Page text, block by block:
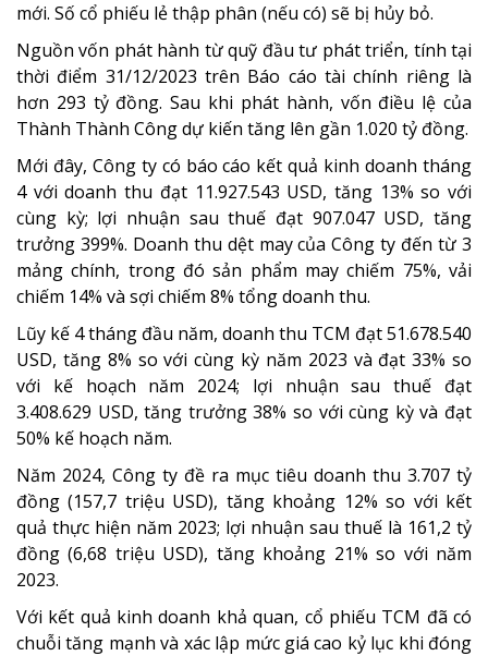
mới. Số cổ phiếu lẻ thập phân (nếu có) sẽ bị hủy bỏ.
Nguồn vốn phát hành từ quỹ đầu tư phát triển, tính tại
thời điểm 31/12/2023 trên Báo cáo tài chính riêng là
hơn 293 tỷ đồng. Sau khi phát hành, vốn điều lệ của
Thành Thành Công dự kiến tăng lên gần 1.020 tỷ đồng.
Mới đây, Công ty có báo cáo kết quả kinh doanh tháng
4 với doanh thu đạt 11.927.543 USD, tăng 13% so với
cùng kỳ; lợi nhuận sau thuế đạt 907.047 USD, tăng
trưởng 399%. Doanh thu dệt may của Công ty đến từ 3
mảng chính, trong đó sản phẩm may chiếm 75%, vải
chiếm 14% và sợi chiếm 8% tổng doanh thu.
Lũy kế 4 tháng đầu năm, doanh thu TCM đạt 51.678.540
USD, tăng 8% so với cùng kỳ năm 2023 và đạt 33% so
với kế hoạch năm 2024; lợi nhuận sau thuế đạt
3.408.629 USD, tăng trưởng 38% so với cùng kỳ và đạt
50% kế hoạch năm.
Năm 2024, Công ty đề ra mục tiêu doanh thu 3.707 tỷ
đồng (157,7 triệu USD), tăng khoảng 12% so với kết
quả thực hiện năm 2023; lợi nhuận sau thuế là 161,2 tỷ
đồng (6,68 triệu USD), tăng khoảng 21% so với năm
2023.
Với kết quả kinh doanh khả quan, cổ phiếu TCM đã có
chuỗi tăng mạnh và xác lập mức giá cao kỷ lục khi đóng